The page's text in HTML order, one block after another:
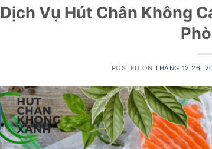
Dịch Vụ Hút Chân Không
POSTED ONTHÁNG 12 26,